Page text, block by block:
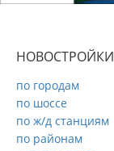
НОВОСТРОЙКИ
по городам
по шоссе
по ж/д станциям
по районам